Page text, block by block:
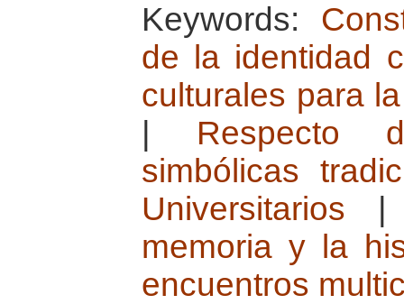
Keywords:
de la identidad
culturales para
Respecto
simbólicas
Universitarios
memoria y la
encuentros